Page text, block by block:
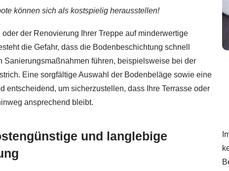
können sich als kostspielig herausstellen!
der Renovierung Ihrer Treppe auf minderwertige
die Gefahr, dass die Bodenbeschichtung schnell
Sanierungsmaßnahmen führen, beispielsweise bei der
Eine sorgfältige Auswahl der Bodenbeläge sowie eine
entscheidend, um sicherzustellen, dass Ihre Terrasse oder
ansprechend bleibt.
und langlebige